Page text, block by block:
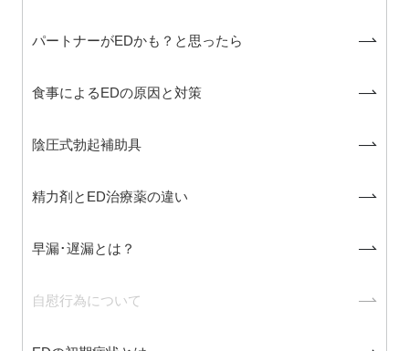
パートナーがEDかも？と思ったら
食事によるEDの原因と対策
陰圧式勃起補助具
精力剤とED治療薬の違い
早漏･遅漏とは？
自慰行為について